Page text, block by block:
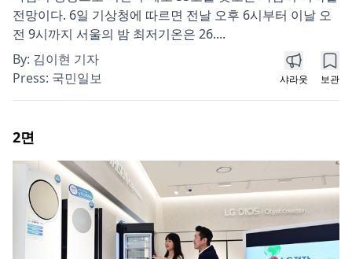
전망이다. 6일 기상청에 따르면 전날 오후 6시부터 이날 오
전 9시까지 서울의 밤 최저기온은 26....
By: 김이현 기자
Press: 국민일보 샤라웃 보관
2면